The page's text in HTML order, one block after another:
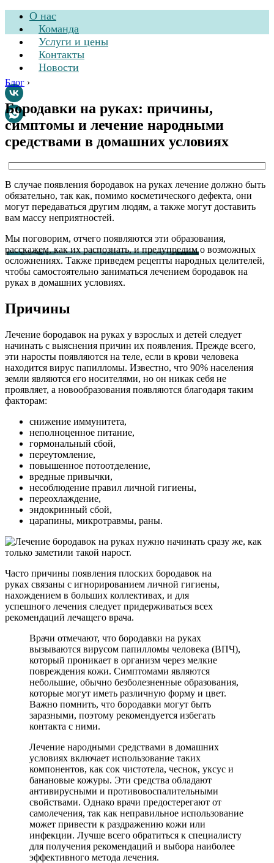
О нас
Команда
Услуги и цены
Контакты
Новости
Стоматологическая
клиника
Блог ›
Бородавки на руках: причины,
симптомы и лечение народными
средствами в домашних условиях
В случае появления бородавок на руках лечение должно быть
обязательно, так как, помимо косметического дефекта, они
могут передаваться другим людям, а также могут доставить
вам массу неприятностей.
Мы поговорим, отчего появляются эти образования,
расскажем, как их распознать, и предупредим о возможных
осложнениях. Также приведем рецепты народных целителей,
чтобы самостоятельно заниматься лечением бородавок на
руках в домашних условиях.
Причины
Лечение бородавок на руках у взрослых и детей следует
начинать с выяснения причин их появления. Прежде всего,
эти наросты появляются на теле, если в крови человека
находится вирус папилломы. Известно, что 90% населения
земли являются его носителями, но он никак себя не
проявляет, а новообразования появляются благодаря таким
факторам:
снижение иммунитета,
неполноценное питание,
гормональный сбой,
переутомление,
повышенное потоотделение,
вредные привычки,
несоблюдение правил личной гигиены,
переохлаждение,
эндокринный сбой,
царапины, микротравмы, раны.
Часто причины появления плоских бородавок на
руках связаны с игнорированием личной гигиены,
нахождением в больших коллективах, и для
успешного лечения следует придерживаться всех
рекомендаций лечащего врача.
Врачи отмечают, что бородавки на руках
вызываются вирусом папилломы человека (ВПЧ),
который проникает в организм через мелкие
повреждения кожи. Симптомами являются
небольшие, обычно безболезненные образования,
которые могут иметь различную форму и цвет.
Важно помнить, что бородавки могут быть
заразными, поэтому рекомендуется избегать
контакта с ними.
Лечение народными средствами в домашних
условиях включает использование таких
компонентов, как сок чистотела, чеснок, уксус и
банановые кожуры. Эти средства обладают
антивирусными и противовоспалительными
свойствами. Однако врачи предостерегают от
самолечения, так как неправильное использование
может привести к раздражению кожи или
инфекции. Лучше всего обратиться к специалисту
для получения рекомендаций и выбора наиболее
эффективного метода лечения.